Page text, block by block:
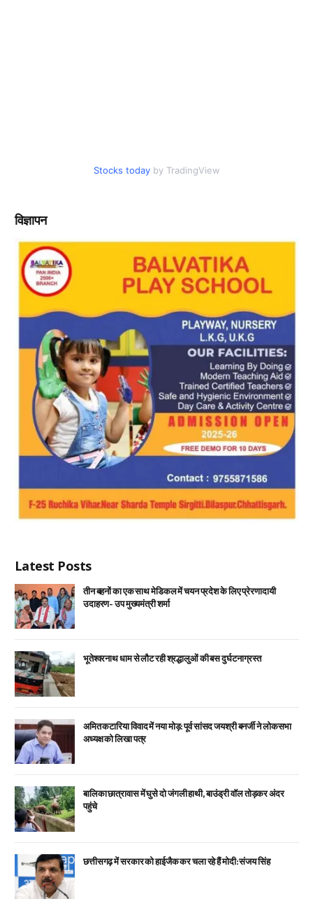
Stocks today by TradingView
विज्ञापन
Latest Posts
तीन बहनों का एक साथ मेडिकल में चयन प्रदेश के लिए प्रेरणादायी
उदाहरण- उप मुख्यमंत्री शर्मा
भूतेश्वरनाथ धाम से लौट रही श्रद्धालुओं की बस दुर्घटनाग्रस्त
अमित कटारिया विवाद में नया मोड़: पूर्व सांसद जयश्री बनर्जी ने लोकसभा
अध्यक्ष को लिखा पत्र
बालिका छात्रावास में घुसे दो जंगली हाथी, बाउंड्री वॉल तोड़कर अंदर
पहुंचे
छत्तीसगढ़ में सरकार को हाईजैक कर चला रहे हैं मोदी: संजय सिंह